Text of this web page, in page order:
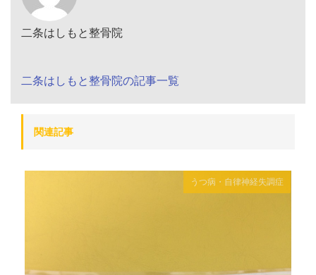
二条はしもと整骨院
二条はしもと整骨院の記事一覧
関連記事
うつ病・自律神経失調症